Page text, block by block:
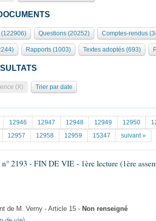
et autres organes
loi
de l'Assemblée
de l'Assemblée
des Présidents Bureau Collège des
et chiffres clés
référence
de l'Assemblée ... )
sites publics
du palais Bourbon
séance
de droit
Questions (20252) Comptes-rendus
Rapports (1003) Textes adoptés (693)
(X) Trier par date
12946 12947 12948 12949 12950
12957 12958 12959 15347 suivant »
2193 - FIN DE VIE - 1ère lecture (1ère
de M. Verny - Article 15 - Non renseigné